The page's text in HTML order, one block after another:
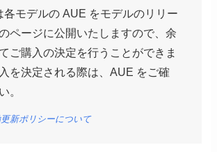
各モデルの AUE をモデルのリリー
ページに公開いたしますので、余
ご購入の決定を行うことができま
を決定される際は、AUE をご確
。
新ポリシーについて